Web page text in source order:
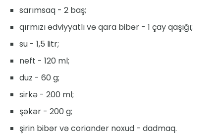
sarımsaq - 2 baş;
qırmızı ədviyyatlı və qara bibər - 1 çay qaşığı;
su - 1,5 litr;
neft - 120 ml;
duz - 60 g;
sirkə - 200 ml;
şəkər - 200 g;
şirin bibər və coriander noxud - dadmaq.